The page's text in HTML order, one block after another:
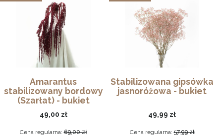
Amarantus
stabilizowany bordowy
(Szarłat) - bukiet
49,00 zł
Cena regularna:69,00 zł
Stabilizowana gipsówka
jasnoróżowa - bukiet
49,99 zł
Cena regularna:57,99 zł